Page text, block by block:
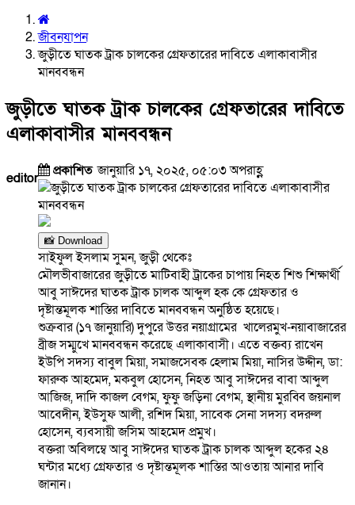
জীবনযাপন
জুড়ীতে ঘাতক ট্রাক চালকের গ্রেফতারের দাবিতে এলাকাবাসীর
মানববন্ধন
জুড়ীতে ঘাতক ট্রাক চালকের গ্রেফতারের দাবিতে
এলাকাবাসীর মানববন্ধন
editor প্রকাশিতজানুয়ারি ১৭, ২০২৫, ০৫:০৩ অপরাহ্ণ
📸 Download
সাইফুল ইসলাম সুমন, জুড়ী থেকেঃ
মৌলভীবাজারের জুড়ীতে মাটিবাহী ট্রাকের চাপায় নিহত শিশু শিক্ষার্থী
আবু সাঈদের ঘাতক ট্রাক চালক আব্দুল হক কে গ্রেফতার ও
দৃষ্টান্তমূলক শাস্তির দাবিতে মানববন্ধন অনুষ্ঠিত হয়েছে।
শুক্রবার (১৭ জানুয়ারি) দুপুরে উত্তর নয়াগ্রামের খালেরমুখ-নয়াবাজারের
ব্রীজ সম্মুখে মানববন্ধন করেছে এলাকাবাসী। এতে বক্তব্য রাখেন
ইউপি সদস্য বাবুল মিয়া, সমাজসেবক হেলাম মিয়া, নাসির উদ্দীন, ডা:
ফারুক আহমেদ, মকবুল হোসেন, নিহত আবু সাঈদের বাবা আব্দুল
আজিজ, দাদি কাজল বেগম, ফুফু জড়িনা বেগম, স্থানীয় মুরব্বি জয়নাল
আবেদীন, ইউসুফ আলী, রশিদ মিয়া, সাবেক সেনা সদস্য বদরুল
হোসেন, ব্যবসায়ী জসিম আহমেদ প্রমুখ।
বক্তরা অবিলম্বে আবু সাঈদের ঘাতক ট্রাক চালক আব্দুল হকের ২৪
ঘন্টার মধ্যে গ্রেফতার ও দৃষ্টান্তমূলক শাস্তির আওতায় আনার দাবি
জানান।